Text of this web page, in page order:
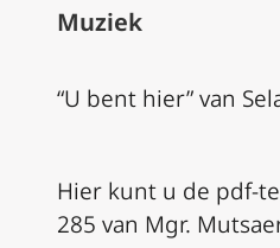
Muziek
“U bent hier” van
Hier kunt u de pdf-
285 van Mgr.